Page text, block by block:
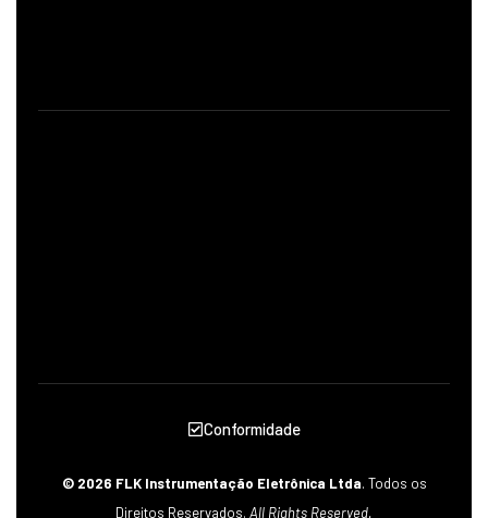
© 2026 FLK Instrumentação Eletrônica Ltda. Todos os
Direitos Reservados. All Rights Reserved.
Conformidade